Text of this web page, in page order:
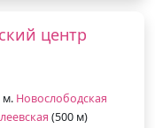
центр
м. Новослободская
(500 м)